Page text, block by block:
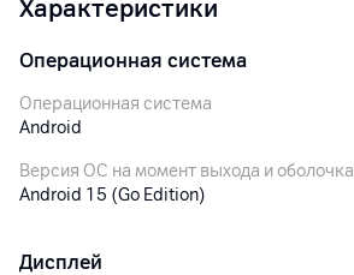
Характеристики
Операционная система
Операционная система
Android
Версия ОС на момент выхода и оболочка
Android 15 (Go Edition)
Дисплей